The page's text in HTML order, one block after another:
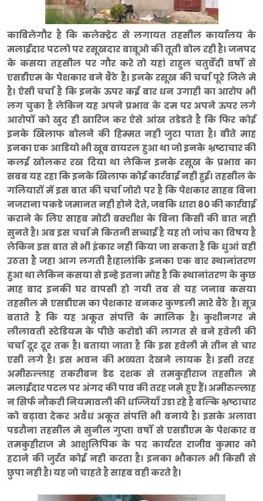
काबिलेगौर है कि कलेक्ट्रेट से लगायत तहसील कार्यालय के
मलाईदार पटलो पर रसूखदार बाबूओ की तूती बोल रही है। जनपद
के कसया तहसील पर गौर करे तो यहां राहुल चतुर्वेदी वर्षों से
एसडीएम के पेशकार बने बैठे है। इनके रसूख की चर्चा पूरे जिले मे
है। ऐसी चर्चा है कि इनके ऊपर कई बार धन उगाही का आरोप भी
लग चुका है लेकिन यह अपने प्रभाव के दम पर अपने ऊपर लगे
आरोपों को खुद ही खारिज कर ऐसे आंख तडेडते है कि फिर कोई
इनके खिलाफ बोलने की हिम्मत नही जुटा पाता है। बीते माह
इनका एक आडियो भी खूब वायरल हुआ था जो इनके भ्रष्टाचार की
कलई खोलकर रख दिया था लेकिन इनके रसूख के प्रभाव का
सबब यह रहा कि इनके खिलाफ कोई कार्रवाई नही हुई। तहसील के
गलियारों में इस बात की चर्चा जोरो पर है कि पेशकार साहब बिना
नजराना पकडे जमानत नही होने देते, जबकि धारा 80 की कार्रवाई
कराने के लिए साहब मोटी बक्शीश के बिना किसी की बात नही
सुनते है। अब इस चर्चा मे कितनी सच्चाई है यह तो जांच का विषय है
लेकिन इस बात से भी इंकार नही किया जा सकता है कि धुआं वही
उठता है जहा आग लगती है।हालांकि इनका एक बार स्थानांतरण
हुआ था लेकिन कसया से इन्हे इतना मोह है कि स्थानांतरण के कुछ
माह बाद इनकी घर वापसी हो गयी तब से यह जनाब कसया
तहसील मे एसडीएम का पेशकार बनकर कुण्डली मारे बैठे है। सूत्र
बताते है कि यह अकूत संपत्ति के मालिक है। कुशीनगर मे
लीलावती स्टेडियम के पीछे करोडो की लागत से बने हवेली की
चर्चा दूर दूर तक है। बताया जाता है कि इस हवेली मे तीन से चार
एसी लगे है। इस भवन की भव्यता देखने लायक है। इसी तरह
अमीरुल्लाह तकरीबन डेढ दशक से तमकुहीराज तहसील मे
मलाईदार पटल पर अंगद की पाव की तरह जमे हुए हैं। अमीरुल्लाह
न सिर्फ नौकरी नियमावली की धज्जियाँ उडा रहे है बल्कि भ्रष्टाचार
को बढ़ावा देकर अवैध अकूत संपत्ति भी बनाये है। इसके अलावा
पडरौना तहसील मे सुनील गुप्ता वर्षों से एसडीएम के पेशकार व
तमकुहीराज मे आशुलिपिक के पद कार्यरत राजीव कुमार को
हटाने की जुर्रत कोई नही करता है। इनका भौकाल भी किसी से
छुपा नही है। यह जो चाहते है साहब वही करते है।